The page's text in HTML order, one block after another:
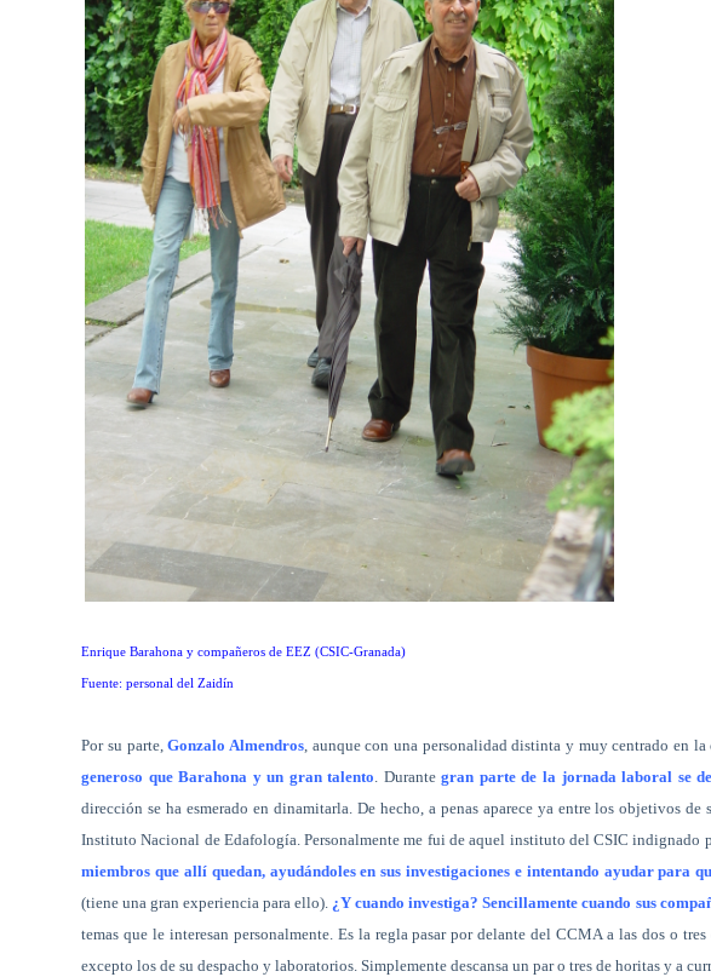
Enrique Barahona y compañeros de EEZ (CSIC-Granada)
Fuente: personal del Zaidín
Por su parte,Gonzalo Almendros, aunque con una personalidad distinta y muy centrado en
generoso que Barahona y un gran talento. Durantegran parte de la jornada laboral se
dirección se ha esmerado en dinamitarla. De hecho, a penas aparece ya entre los objetivos
Instituto Nacional de Edafología. Personalmente me fui de aquel instituto del CSIC
miembros que allí quedan, ayudándoles en sus investigaciones e intentando ayudar para
(tiene una gran experiencia para ello). ¿Y cuando investiga? Sencillamente cuando sus
temas que le interesan personalmente. Es la regla pasar por delante del CCMA a las dos o
excepto los de su despacho y laboratorios. Simplemente descansa un par o tres de horitas y a